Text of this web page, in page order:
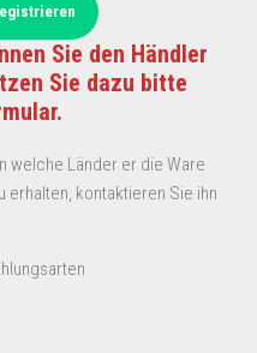
Sie den Händler
Sie dazu bitte
welche Länder er die Ware
erhalten, kontaktieren Sie ihn